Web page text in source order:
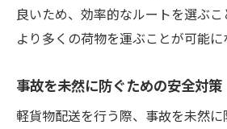
良いため、効率的なルートを選ぶこ
より多くの荷物を運ぶことが可能に
事故を未然に防ぐための安全対策
軽貨物配送を行う際、事故を未然